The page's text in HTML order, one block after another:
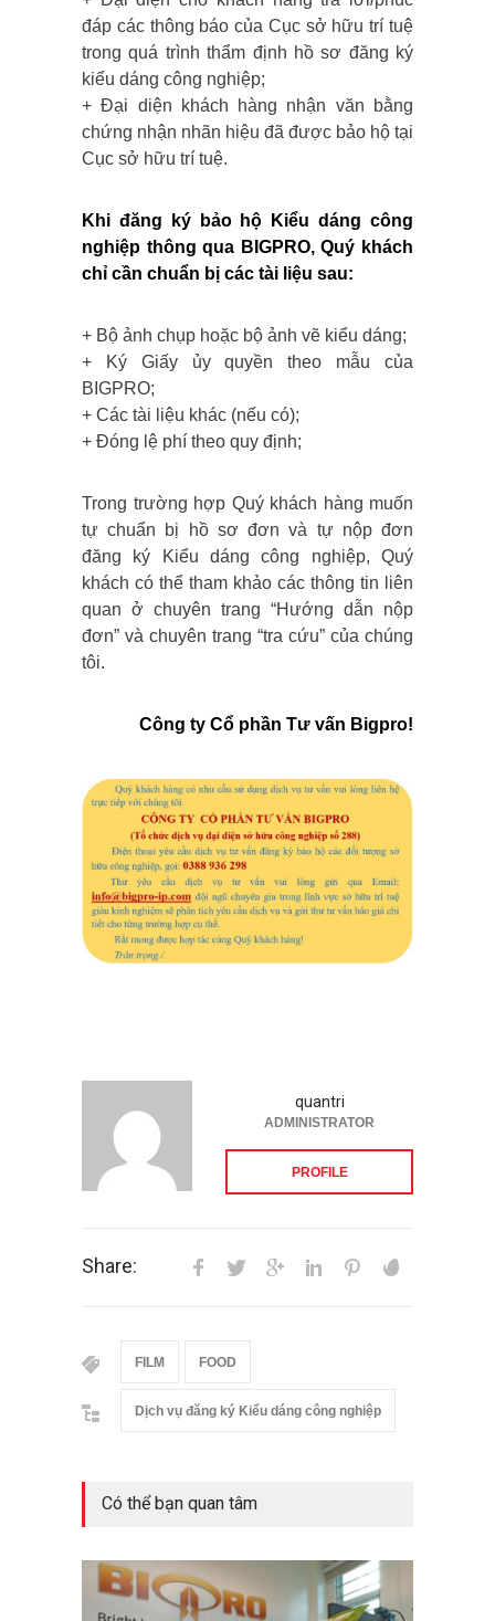
đáp các thông báo của Cục sở hữu trí tuệ
trong quá trình thẩm định hồ sơ đăng ký
kiểu dáng công nghiệp;
+ Đại diện khách hàng nhận văn bằng
chứng nhận nhãn hiệu đã được bảo hộ tại
Cục sở hữu trí tuệ.
Khi đăng ký bảo hộ Kiểu dáng công
nghiệp thông qua BIGPRO, Quý khách
chỉ cần chuẩn bị các tài liệu sau:
+ Bộ ảnh chụp hoặc bộ ảnh vẽ kiểu dáng;
+ Ký Giấy ủy quyền theo mẫu của
BIGPRO;
+ Các tài liệu khác (nếu có);
+ Đóng lệ phí theo quy định;
Trong trường hợp Quý khách hàng muốn
tự chuẩn bị hồ sơ đơn và tự nộp đơn
đăng ký Kiểu dáng công nghiệp, Quý
khách có thể tham khảo các thông tin liên
quan ở chuyên trang “Hướng dẫn nộp
đơn” và chuyên trang “tra cứu” của chúng
tôi.
Công ty Cổ phần Tư vấn Bigpro!
quantri
ADMINISTRATOR
PROFILE
Share:
FILM FOOD
Dịch vụ đăng ký Kiểu dáng công nghiệp
Có thể bạn quan tâm